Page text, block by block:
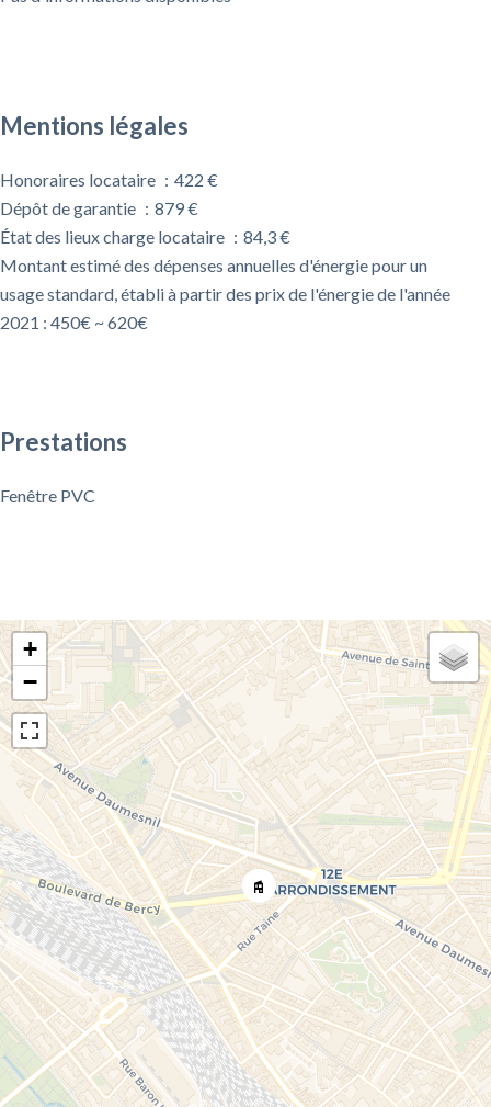
Mentions légales
Honoraires locataire
422 €
Dépôt de garantie
879 €
État des lieux charge locataire
84,3 €
Montant estimé des dépenses annuelles d'énergie pour un
usage standard, établi à partir des prix de l'énergie de l'année
2021 : 450€ ~ 620€
Prestations
Fenêtre PVC
+
−